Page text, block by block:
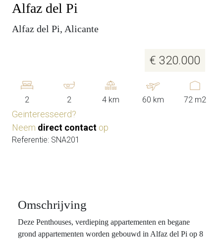
Alfaz del Pi
Alfaz del Pi, Alicante
€ 320.000
2 2 4 km 60 km 72 m2
Geinteresseerd?
Neem direct contact op
Referentie: SNA201
Omschrijving
Deze Penthouses, verdieping appartementen en begane
grond appartementen worden gebouwd in Alfaz del Pi op 8